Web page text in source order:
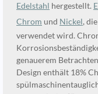
Edelstahl hergestellt.
Chrom und Nickel,
verwendet wird.
genauerem
Design enthält 18%